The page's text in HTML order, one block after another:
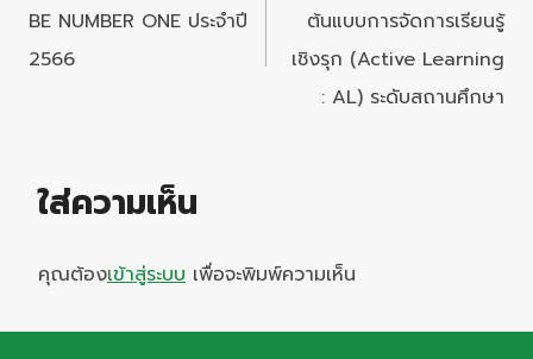
BE NUMBER ONE ประจำปี
2566
ต้นแบบการจัดการเรียนรู้
เชิงรุก (Active Learning
: AL) ระดับสถานศึกษา
ใส่ความเห็น
คุณต้องเข้าสู่ระบบ เพื่อจะพิมพ์ความเห็น